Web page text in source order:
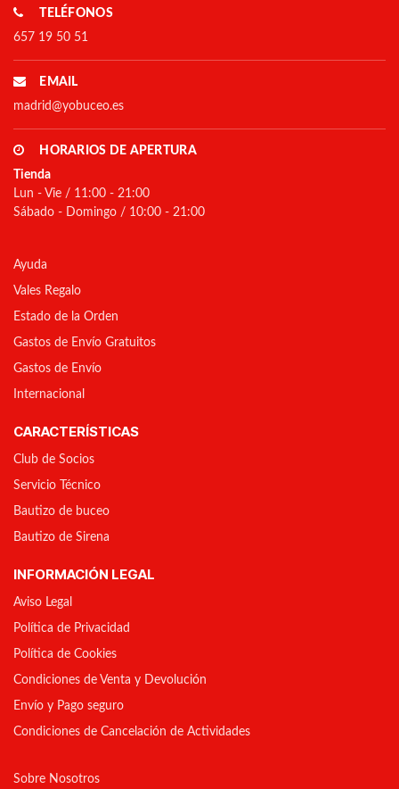
TELÉFONOS
657 19 50 51
EMAIL
madrid@yobuceo.es
HORARIOS DE APERTURA
Tienda
Lun - Vie / 11:00 - 21:00
Sábado - Domingo / 10:00 - 21:00
Ayuda
Vales Regalo
Estado de la Orden
Gastos de Envío Gratuitos
Gastos de Envío
Internacional
CARACTERÍSTICAS
Club de Socios
Servicio Técnico
Bautizo de buceo
Bautizo de Sirena
INFORMACIÓN LEGAL
Aviso Legal
Política de Privacidad
Política de Cookies
Condiciones de Venta y Devolución
Envío y Pago seguro
Condiciones de Cancelación de Actividades
Sobre Nosotros